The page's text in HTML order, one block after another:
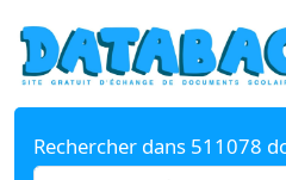
Rechercher dans 511078